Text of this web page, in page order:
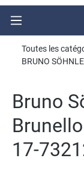
Toutes les
BRUNO
Bruno
17-